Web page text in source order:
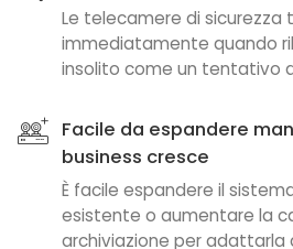
Le telecamere di sicurezza
immediatamente quando
insolito come un tentativo
Facile da espandere
business cresce
È facile espandere il
esistente o aumentare la
archiviazione per adattarla